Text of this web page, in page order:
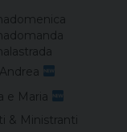
e Maria
& Ministranti